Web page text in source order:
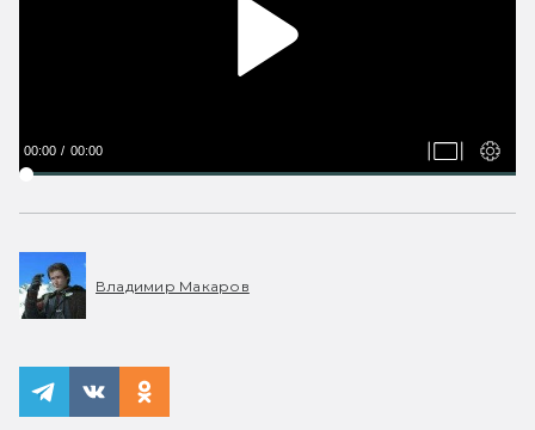
00:00 00:00
Владимир Макаров